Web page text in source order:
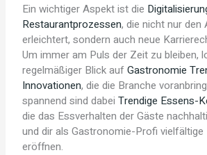
Ein wichtiger Aspekt ist die
Restaurantprozessen, die nicht nur den
erleichtert, sondern auch neue
Um immer am Puls der Zeit zu bleiben,
regelmäßiger Blick aufGastronomie
Innovationen, die die Branche
spannend sind dabeiTrendige Essens-
die das Essverhalten der Gäste
und dir als Gastronomie-Profi vielfältige
eröffnen.